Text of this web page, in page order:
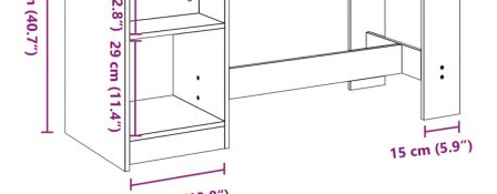
Брой отделения за съхранение: 4
Обща товароносимост: 80 кг
Максимална товароносимост на всеки
рафт: 20 кг
Необходим е монтаж